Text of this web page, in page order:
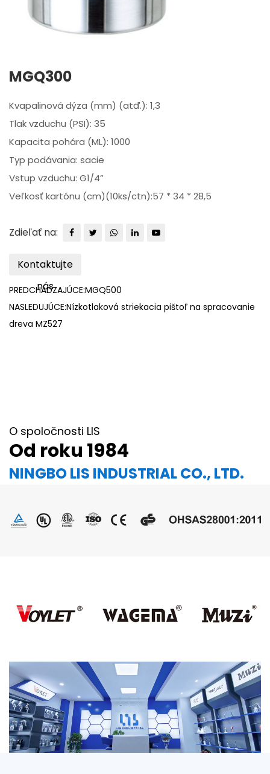
MGQ300
Kvapalinová dýza (mm) (atď.): 1,3
Tlak vzduchu (PSI): 35
Kapacita pohára (ML): 1000
Typ podávania: sacie
Vstup vzduchu: G1/4”
Veľkosť kartónu (cm)(10ks/ctn):57 * 34 * 28,5
Zdieľať na:
Kontaktujte
nás
PREDCHÁDZAJÚCE:MGQ500
NASLEDUJÚCE:Nízkotlaková striekacia pištoľ na spracovanie
dreva MZ527
O spoločnosti LIS
Od roku 1984
NINGBO LIS INDUSTRIAL CO., LTD.